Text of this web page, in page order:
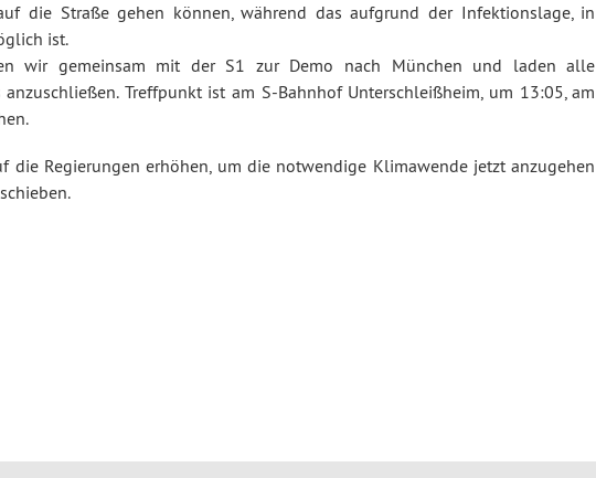
die Straße gehen können, während das aufgrund der Infektionslage, in
ist.
wir gemeinsam mit der S1 zur Demo nach München und laden alle
Treffpunkt ist am S-Bahnhof Unterschleißheim, um 13:05, am
die Regierungen erhöhen, um die notwendige Klimawende jetzt anzugehen